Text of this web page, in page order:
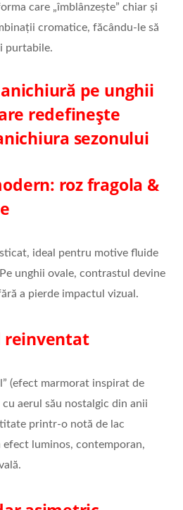
care „îmblânzește” chiar și
cromatice, făcându-le să
purtabile.
pe unghii
redefinește
sezonului
roz fragola &
ideal pentru motive fluide
unghii ovale, contrastul devine
a pierde impactul vizual.
reinventat
(efect marmorat inspirat de
cu aerul său nostalgic din anii
printr-o notă de lac
efect luminos, contemporan,